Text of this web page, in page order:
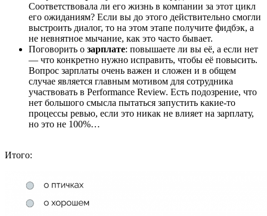
Соответствовала ли его жизнь в компании за этот цикл
его ожиданиям? Если вы до этого действительно смогли
выстроить диалог, то на этом этапе получите фидбэк, а
не невнятное мычание, как это часто бывает.
Поговорить о зарплате: повышаете ли вы её, а если нет
— что конкретно нужно исправить, чтобы её повысить.
Вопрос зарплаты очень важен и сложен и в общем
случае является главным мотивом для сотрудника
участвовать в Performance Review. Есть подозрение, что
нет большого смысла пытаться запустить какие-то
процессы ревью, если это никак не влияет на зарплату,
но это не 100%…
Итого: